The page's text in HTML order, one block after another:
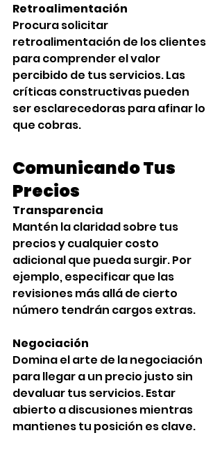
Retroalimentación
Procura solicitar
retroalimentación de los clientes
para comprender el valor
percibido de tus servicios. Las
críticas constructivas pueden
ser esclarecedoras para afinar lo
que cobras.
Comunicando Tus
Precios‍
Transparencia
Mantén la claridad sobre tus
precios y cualquier costo
adicional que pueda surgir. Por
ejemplo, especificar que las
revisiones más allá de cierto
número tendrán cargos extras.
Negociación
Domina el arte de la negociación
para llegar a un precio justo sin
devaluar tus servicios. Estar
abierto a discusiones mientras
mantienes tu posición es clave.